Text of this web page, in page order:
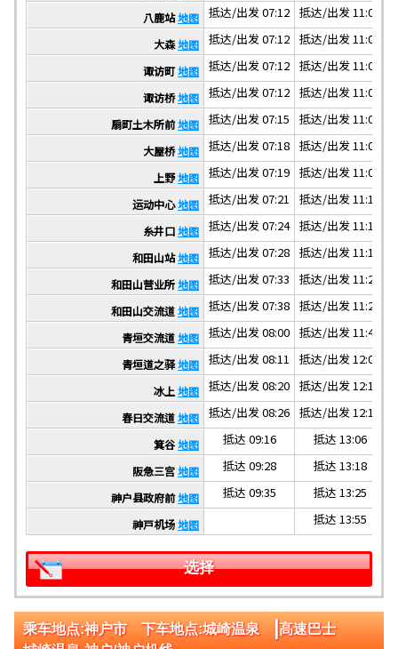
八鹿站地图 抵达/出发 07:12 抵达/出发 11:01
大森地图 抵达/出发 07:12 抵达/出发 11:01
诹访町地图 抵达/出发 07:12 抵达/出发 11:01
诹访桥地图 抵达/出发 07:12 抵达/出发 11:01
扇町土木所前地图 抵达/出发 07:15 抵达/出发 11:04
大屋桥地图 抵达/出发 07:18 抵达/出发 11:07
上野地图 抵达/出发 07:19 抵达/出发 11:08
运动中心地图 抵达/出发 07:21 抵达/出发 11:10
糸井口地图 抵达/出发 07:24 抵达/出发 11:13
和田山站地图 抵达/出发 07:28 抵达/出发 11:17
和田山营业所地图 抵达/出发 07:33 抵达/出发 11:22
和田山交流道地图 抵达/出发 07:38 抵达/出发 11:27
青垣交流道地图 抵达/出发 08:00 抵达/出发 11:49
青垣道之驿地图 抵达/出发 08:11 抵达/出发 12:01
冰上地图 抵达/出发 08:20 抵达/出发 12:10
春日交流道地图 抵达/出发 08:26 抵达/出发 12:16
箕谷地图 抵达 09:16 抵达 13:06
阪急三宫地图 抵达 09:28 抵达 13:18
神户县政府前地图 抵达 09:35 抵达 13:25
神戸机场地图 抵达 13:55
选择
乘车地点:神户市 下车地点:城崎温泉 |高速巴士